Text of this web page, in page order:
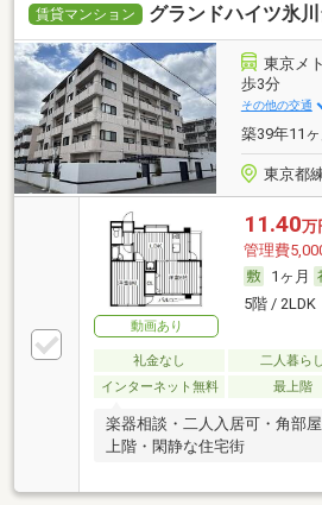
賃貸マンション グランドハイツ氷
東京メ
歩3分
その他の交通
築39年11
東京都
動画あり
11.40万
管理費
1ヶ月
5階 / 2LDK
礼金なし 二人暮らし
インターネット無料
最上階
楽器相談・二人入居可・角部
上階・閑静な住宅街